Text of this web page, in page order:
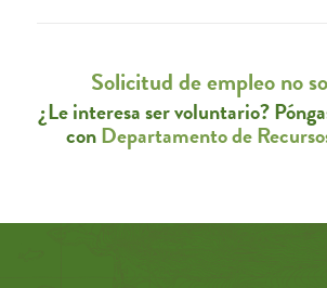
Solicitud de empleo no
¿Le interesa ser voluntario?
conDepartamento de